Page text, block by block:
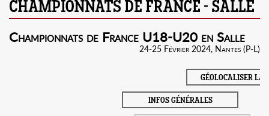
Championnats de France U18-U20 en Salle
24-25 Février 2024, Nantes (P-L)
GÉOLOCALISER LA
INFOS GÉNÉRALES